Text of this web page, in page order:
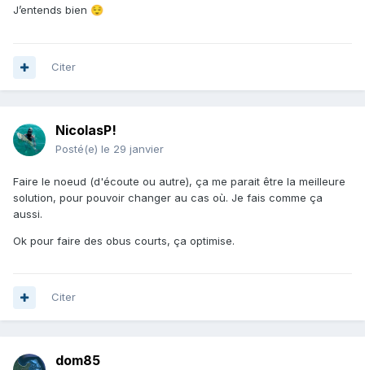
J’entends bien 😌
Citer
NicolasP!
Posté(e) le 29 janvier
Faire le noeud (d'écoute ou autre), ça me parait être la meilleure
solution, pour pouvoir changer au cas où. Je fais comme ça
aussi.
Ok pour faire des obus courts, ça optimise.
Citer
dom85